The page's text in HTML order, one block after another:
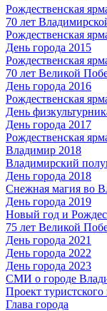
Рождественская
70 лет
Рождественская
День города 2015
Рождественская
70 лет Великой
День города 2016
Рождественская
День
День города 2017
Рождественская
Владимир 2018
Владимирский
День города 2018
Снежная магия во
День города 2019
Новый год и
75 лет Великой
День города 2021
День города 2022
День города 2023
СМИ о городе
Проект
Глава города